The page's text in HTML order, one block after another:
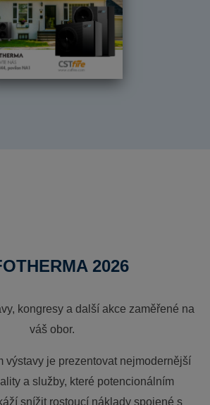
2026
kongresy a další akce zaměřené na
váš obor.
výstavy je prezentovat nejmodernější
a služby, které potencionálním
snížit rostoucí náklady spojené s